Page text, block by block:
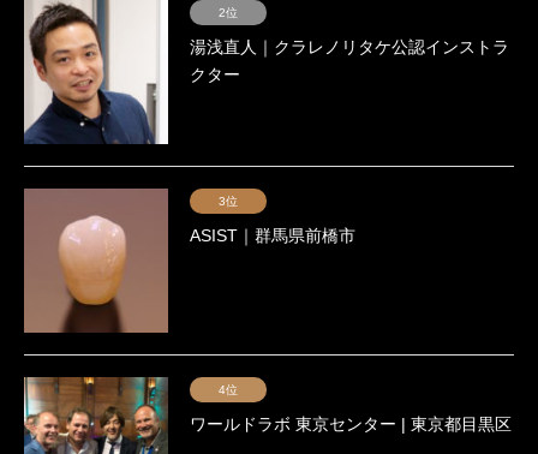
2位
湯浅直人｜クラレノリタケ公認インストラ
クター
3位
ASIST｜群馬県前橋市
4位
ワールドラボ 東京センター | 東京都目黒区